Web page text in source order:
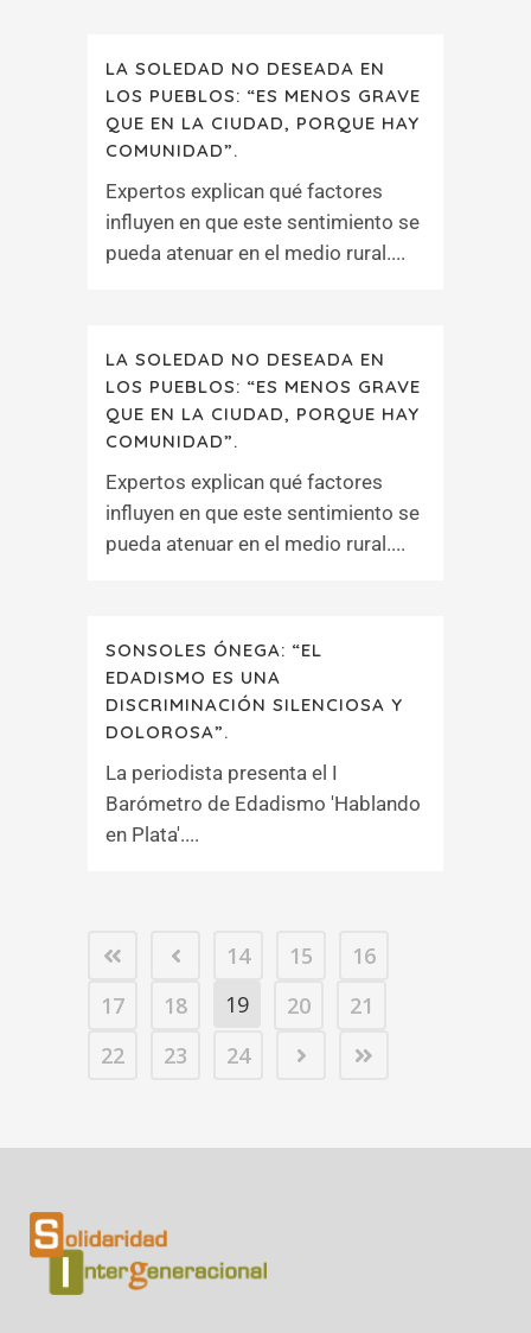
LA SOLEDAD NO DESEADA EN
LOS PUEBLOS: “ES MENOS GRAVE
QUE EN LA CIUDAD, PORQUE HAY
COMUNIDAD”.
Expertos explican qué factores
influyen en que este sentimiento se
pueda atenuar en el medio rural....
LA SOLEDAD NO DESEADA EN
LOS PUEBLOS: “ES MENOS GRAVE
QUE EN LA CIUDAD, PORQUE HAY
COMUNIDAD”.
Expertos explican qué factores
influyen en que este sentimiento se
pueda atenuar en el medio rural....
SONSOLES ÓNEGA: “EL
EDADISMO ES UNA
DISCRIMINACIÓN SILENCIOSA Y
DOLOROSA”.
La periodista presenta el I
Barómetro de Edadismo 'Hablando
en Plata'....
14 15
16
17
18 19 20
21
22
23 24